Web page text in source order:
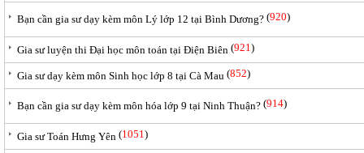
Bạn cần gia sư dạy kèm môn Lý lớp 12 tại Bình Dương? (920)
Gia sư luyện thi Đại học môn toán tại Điện Biên (921)
Gia sư dạy kèm môn Sinh học lớp 8 tại Cà Mau (852)
Bạn cần gia sư dạy kèm môn hóa lớp 9 tại Ninh Thuận? (914)
Gia sư Toán Hưng Yên (1051)